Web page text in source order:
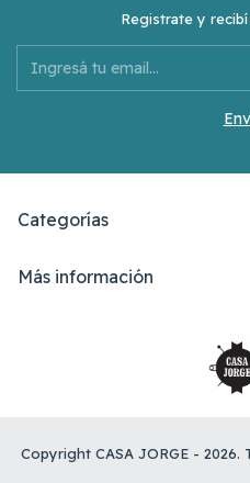
Registrate y
Categorías
Más información
Copyright CASA JORGE -